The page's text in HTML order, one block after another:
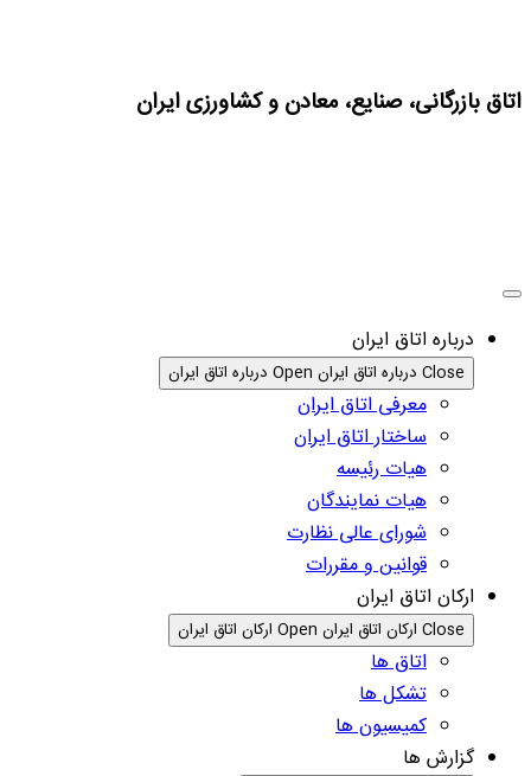
اتاق بازرگانی، صنایع، معادن و کشاورزی ایران
درباره اتاق ایران
Close درباره اتاق ایران Open درباره اتاق ایران
معرفی اتاق ایران
ساختار اتاق ایران
هیات رئیسه
هیات نمایندگان
شورای عالی نظارت
قوانین و مقررات
ارکان اتاق ایران
Close ارکان اتاق ایران Open ارکان اتاق ایران
اتاق ها
تشکل ها
کمیسیون ها
گزارش ها